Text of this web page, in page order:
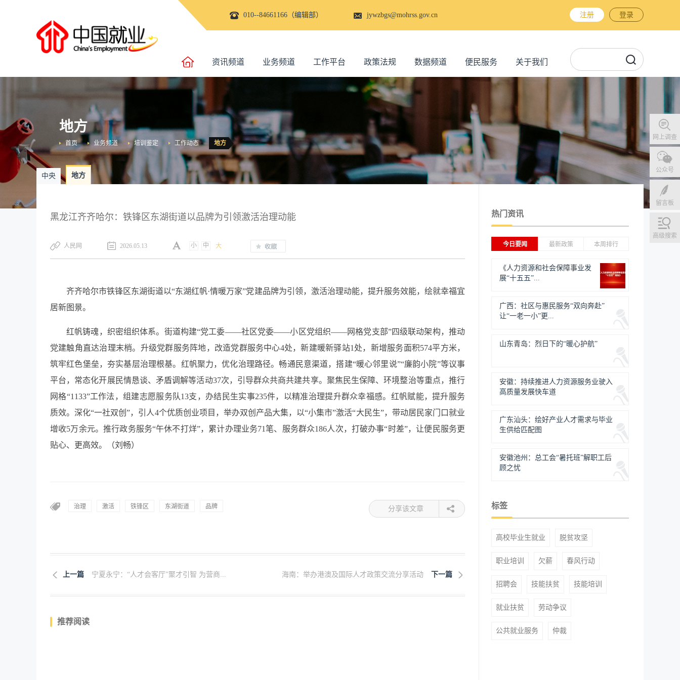
010--84661166（编辑部） jywzbgs@mohrss.gov.cn 注册 登录
资讯频道 业务频道 工作平台 政策法规 数据频道 便民服务 关于我们
网上调查
公众号
留言板
高级搜索
地方
地方
工作动态
培训鉴定
业务频道
首页
中央 地方
黑龙江齐齐哈尔：铁锋区东湖街道以品牌为引领激活治理动能
​人民网 2026.05.13 小 中 大
齐齐哈尔市铁锋区东湖街道以“东湖红帆·情暖万家”党建品牌为引领，激活治理动能，提升服务效能，绘就幸福宜
居新图景。
红帆铸魂，织密组织体系。街道构建“党工委——社区党委——小区党组织——网格党支部”四级联动架构，推动
党建触角直达治理末梢。升级党群服务阵地，改造党群服务中心4处，新建暖新驿站1处，新增服务面积574平方米，
筑牢红色堡垒，夯实基层治理根基。红帆聚力，优化治理路径。畅通民意渠道，搭建“暖心邻里说”“廉韵小院”等议事
平台，常态化开展民情恳谈、矛盾调解等活动37次，引导群众共商共建共享。聚焦民生保障、环境整治等重点，推行
网格“1133”工作法，组建志愿服务队13支，办结民生实事235件，以精准治理提升群众幸福感。红帆赋能，提升服务
质效。深化“一社双创”，引人4个优质创业项目，举办双创产品大集，以“小集市”激活“大民生”，带动居民家门口就业
增收5万余元。推行政务服务“午休不打烊”，累计办理业务71笔、服务群众186人次，打破办事“时差”，让便民服务更
贴心、更高效。（刘畅）
治理 激活 铁锋区 东湖街道 品牌 分享该文章
上一篇 宁夏永宁：“人才会客厅”聚才引智 为营商... 下一篇
海南：举办港澳及国际人才政策交流分享活动
推荐阅读
热门资讯
今日要闻 最新政策 本周排行
《人力资源和社会保障事业发
展“十五五”...
广西：社区与惠民服务“双向奔赴”
让“一老一小”更...
山东青岛：烈日下的“暖心护航”
安徽：持续推进人力资源服务业驶入
高质量发展快车道
广东汕头：绘好产业人才需求与毕业
生供给匹配图
安徽池州：总工会“暑托班”解职工后
顾之忧
标签
高校毕业生就业 脱贫攻坚
职业培训 欠薪 春风行动
招聘会 技能扶贫 技能培训
就业扶贫 劳动争议
公共就业服务 仲裁